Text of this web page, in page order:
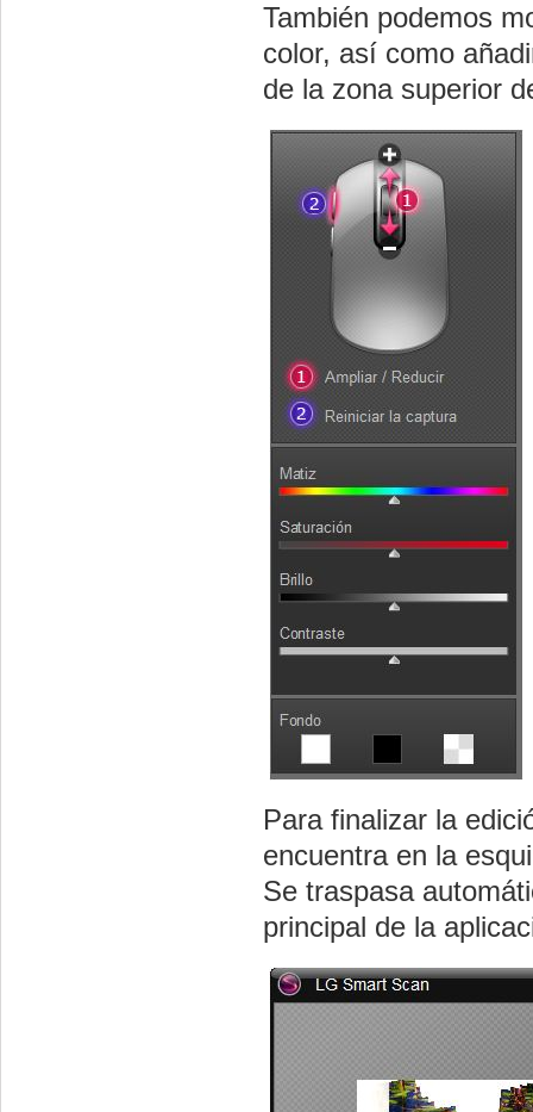
También podemos
color, así como
de la zona superior
Para finalizar la
encuentra en la
Se traspasa
principal de la